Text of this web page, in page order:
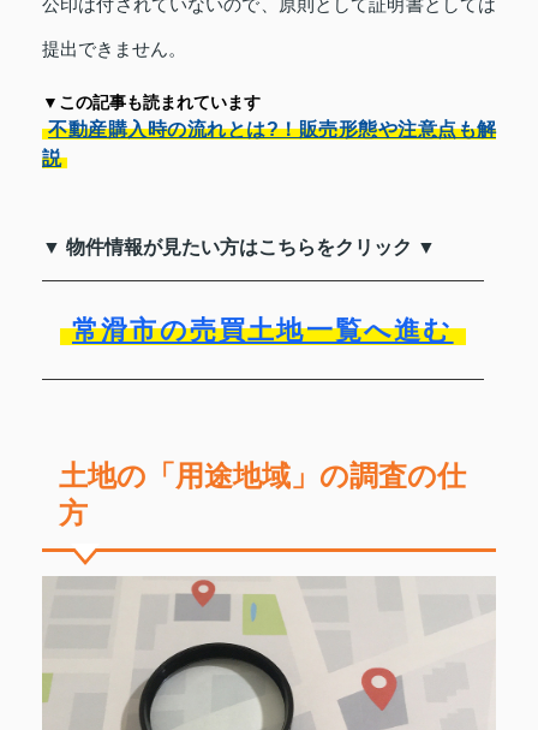
公印は付されていないので、原則として証明書としては
提出できません。
▼この記事も読まれています
不動産購入時の流れとは?！販売形態や注意点も解
説
▼ 物件情報が見たい方はこちらをクリック ▼
常滑市の売買土地一覧へ進む
土地の「用途地域」の調査の仕
方